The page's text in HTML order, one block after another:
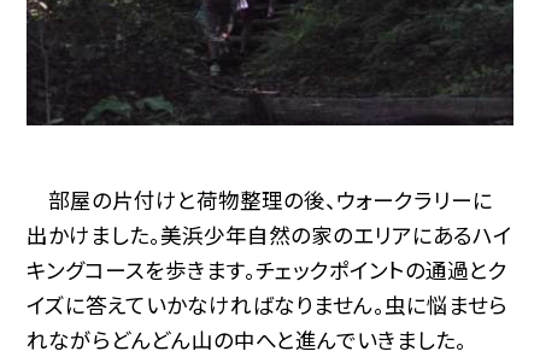
部屋の片付けと荷物整理の後、ウォークラリーに
出かけました。美浜少年自然の家のエリアにあるハイ
キングコースを歩きます。チェックポイントの通過とク
イズに答えていかなければなりません。虫に悩ませら
れながらどんどん山の中へと進んでいきました。